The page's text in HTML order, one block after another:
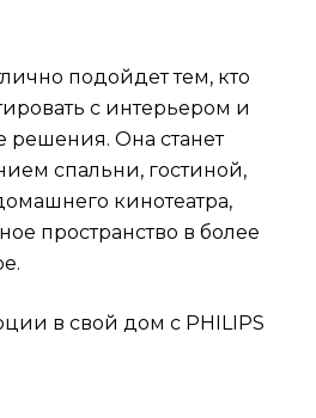
подойдет тем, кто
с интерьером и
решения. Она станет
спальни, гостиной,
кинотеатра,
пространство в более
в свой дом с PHILIPS